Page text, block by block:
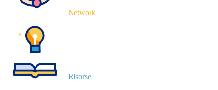
Network
Risorse